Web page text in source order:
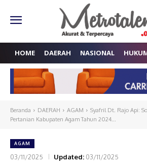
HOME DAERAH NASIONAL
Beranda DAERAH AGAM
Syafril Dt. Rajo Api:
Pertanian Kabupaten Agam Tahun 2024...
AGAM
03/11/2025 Updated: 03/11/2025